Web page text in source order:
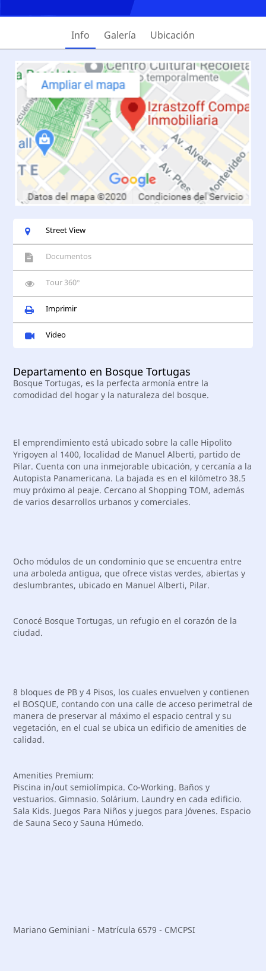
Info Galería Ubicación
Street View
Documentos
Tour 360°
Imprimir
Video
Departamento en Bosque Tortugas
Bosque Tortugas, es la perfecta armonía entre la
comodidad del hogar y la naturaleza del bosque.
El emprendimiento está ubicado sobre la calle Hipolito
Yrigoyen al 1400, localidad de Manuel Alberti, partido de
Pilar. Cuenta con una inmejorable ubicación, y cercanía a la
Autopista Panamericana. La bajada es en el kilómetro 38.5
muy próximo al peaje. Cercano al Shopping TOM, además
de varios desarrollos urbanos y comerciales.
Ocho módulos de un condominio que se encuentra entre
una arboleda antigua, que ofrece vistas verdes, abiertas y
deslumbrantes, ubicado en Manuel Alberti, Pilar.
Conocé Bosque Tortugas, un refugio en el corazón de la
ciudad.
8 bloques de PB y 4 Pisos, los cuales envuelven y contienen
el BOSQUE, contando con una calle de acceso perimetral de
manera de preservar al máximo el espacio central y su
vegetación, en el cual se ubica un edificio de amenities de
calidad.
Amenities Premium:
Piscina in/out semiolímpica. Co-Working. Baños y
vestuarios. Gimnasio. Solárium. Laundry en cada edificio.
Sala Kids. Juegos Para Niños y juegos para Jóvenes. Espacio
de Sauna Seco y Sauna Húmedo.
Mariano Geminiani - Matrícula 6579 - CMCPSI